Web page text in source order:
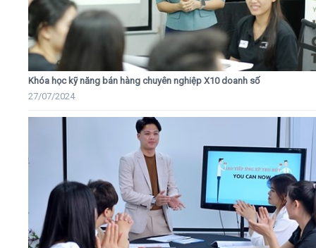
Khóa học kỹ năng bán hàng chuyên nghiệp X10 doanh số
27/07/2024